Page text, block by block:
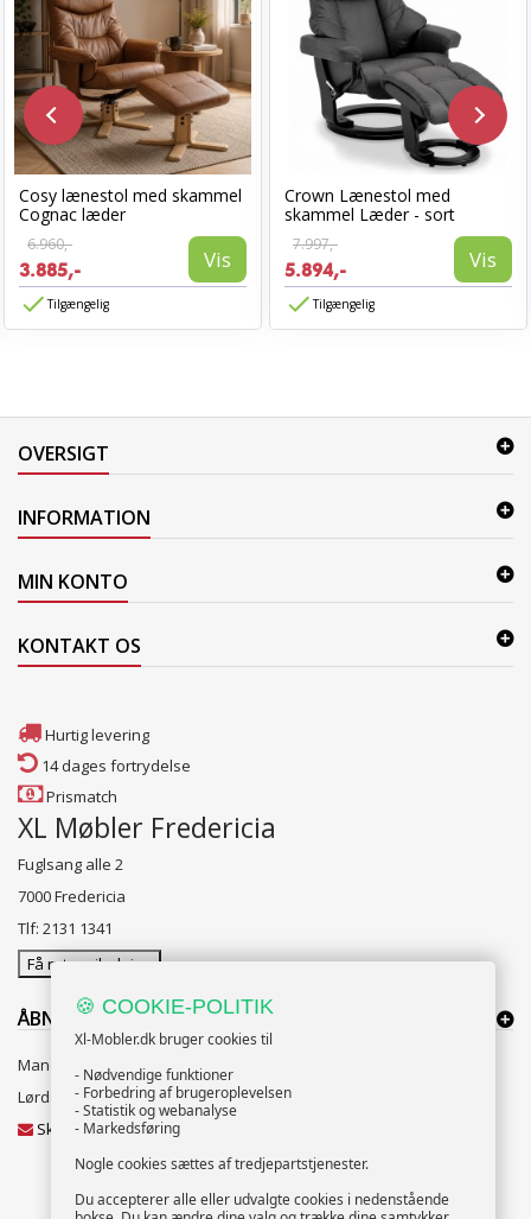
Cosy lænestol med skammel
Cognac læder
6.960,-
3.885,- Vis
Tilgængelig
Crown Lænestol med
skammel Læder - sort
7.997,-
5.894,- Vis
Tilgængelig
OVERSIGT
INFORMATION
MIN KONTO
KONTAKT OS
Hurtig levering
14 dages fortrydelse
Prismatch
XL Møbler Fredericia
Fuglsang alle 2
7000 Fredericia
Tlf: 2131 1341
Få rutevejledning
ÅBNINGSTIDER:
Mandag til Fredag 10:00 til 18:00
Lørdag og Søndag 10:00 til 16:00
Skriv til vores kundeservice
🍪 COOKIE-POLITIK
Xl-Mobler.dk bruger cookies til
- Nødvendige funktioner
- Forbedring af brugeroplevelsen
- Statistik og webanalyse
- Markedsføring
Nogle cookies sættes af tredjepartstjenester.
Du accepterer alle eller udvalgte cookies i nedenstående